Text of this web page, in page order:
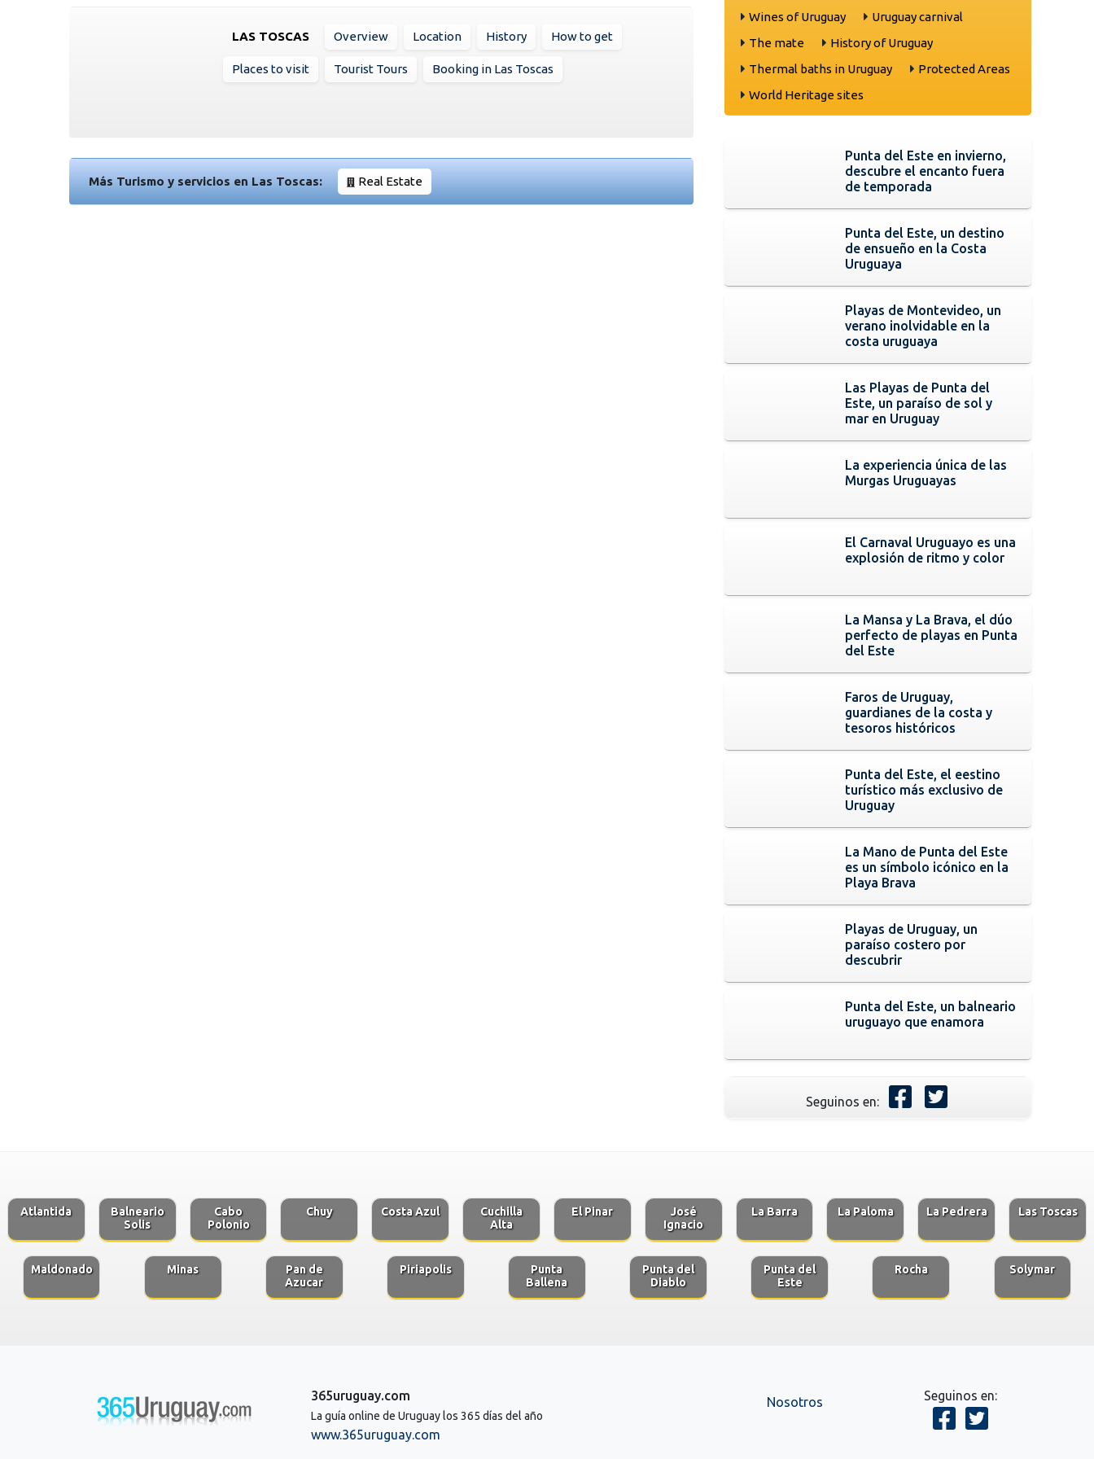
LAS TOSCAS Overview Location History How to get
Places to visit Tourist Tours Booking in Las Toscas
Más Turismo y servicios en Las Toscas: Real Estate
Wines of Uruguay
Uruguay carnival
The mate
History of Uruguay
Thermal baths in Uruguay
Protected Areas
World Heritage sites
Punta del Este en invierno,
descubre el encanto fuera
de temporada
Punta del Este, un destino
de ensueño en la Costa
Uruguaya
Playas de Montevideo, un
verano inolvidable en la
costa uruguaya
Las Playas de Punta del
Este, un paraíso de sol y
mar en Uruguay
La experiencia única de las
Murgas Uruguayas
El Carnaval Uruguayo es una
explosión de ritmo y color
La Mansa y La Brava, el dúo
perfecto de playas en Punta
del Este
Faros de Uruguay,
guardianes de la costa y
tesoros históricos
Punta del Este, el eestino
turístico más exclusivo de
Uruguay
La Mano de Punta del Este
es un símbolo icónico en la
Playa Brava
Playas de Uruguay, un
paraíso costero por
descubrir
Punta del Este, un balneario
uruguayo que enamora
Seguinos en:
Atlantida
Balneario
Solis
Cabo
Polonio
Chuy Costa Azul
Cuchilla
Alta
El Pinar
José
Ignacio
La Barra La Paloma La Pedrera Las Toscas
Maldonado Minas
Pan de
Azucar
Piriapolis
Punta
Ballena
Punta del
Diablo
Punta del
Este
Rocha Solymar
365uruguay.com
La guía online de Uruguay los 365 días del año
www.365uruguay.com
Nosotros Seguinos en: